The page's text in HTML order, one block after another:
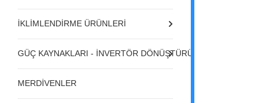
İKLİMLENDİRME ÜRÜNLERİ
GÜÇ KAYNAKLARI - İNVERTÖR DÖNÜŞTÜRÜCÜLER -
MERDİVENLER